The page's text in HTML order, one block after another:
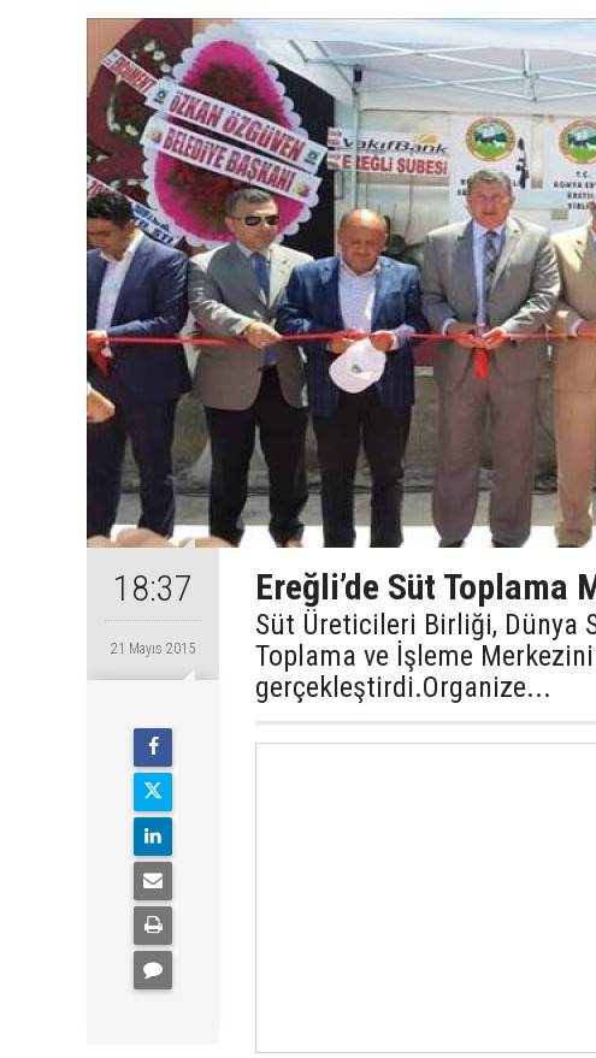
18:37
21 Mayıs 2015
Ereğli’de Süt Toplama
Süt Üreticileri Birliği, Dünya
Toplama ve İşleme
gerçekleştirdi.Organize...